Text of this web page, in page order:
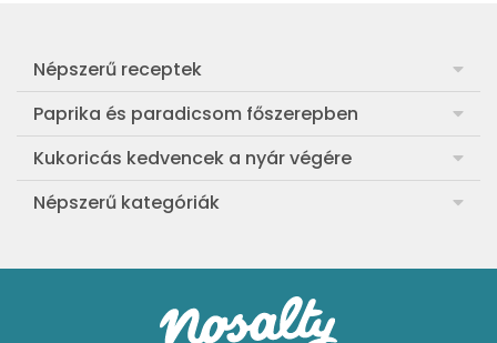
Népszerű receptek
Frankfurti leves
Egyszerű muffin
Aranygaluska
Egyszerű krumplifőzelék
Klasszikus madártej
Paprika és paradicsom főszerepben
Pan con Tomate
Paradicsom és paprika eltevése télre
Paradicsomos húsgombóc
Paradicsomos flat tart leveles tésztából
Kukoricás kedvencek a nyár végére
Legfinomabb főtt kukorica
Bang bang kukorica
Szójás-vajas grillkukoricák
Népszerű kategóriák